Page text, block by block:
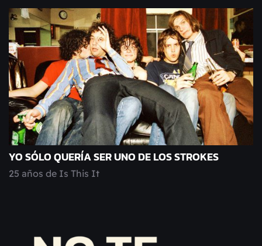
YO SÓLO QUERÍA SER UNO DE LOS STROKES
25 años de Is This It